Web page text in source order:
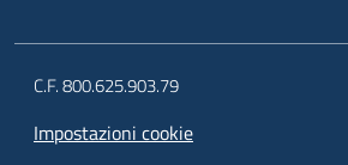
C.F. 800.625.903.79
Impostazioni cookie